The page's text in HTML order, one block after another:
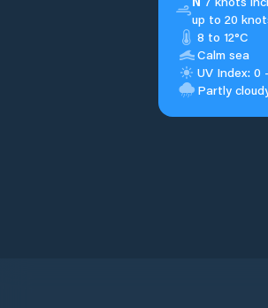
up to 20
8 to 12°C
Calm sea
UV Index: 0
Partly